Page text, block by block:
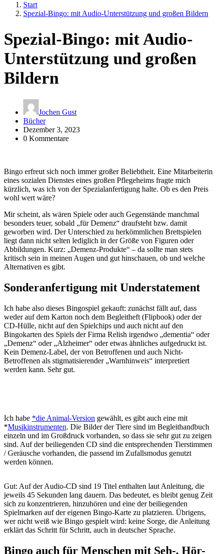
Start
Spezial-Bingo: mit Audio-Unterstützung und großen Bildern
Spezial-Bingo: mit Audio-
Unterstützung und großen
Bildern
Jochen Gust
Bücher
Dezember 3, 2023
0 Kommentare
Bingo erfreut sich noch immer großer Beliebtheit. Eine Mitarbeiterin
eines sozialen Dienstes eines großen Pflegeheims fragte mich
kürzlich, was ich von der Spezialanfertigung halte. Ob es den Preis
wohl wert wäre?
Mir scheint, als wären Spiele oder auch Gegenstände manchmal
besonders teuer, sobald „für Demenz“ draufsteht bzw. damit
geworben wird. Der Unterschied zu herkömmlichen Brettspielen
liegt dann nicht selten lediglich in der Größe von Figuren oder
Abbildungen. Kurz: „Demenz-Produkte“ – da sollte man stets
kritisch sein in meinen Augen und gut hinschauen, ob und welche
Alternativen es gibt.
Sonderanfertigung mit Understatement
Ich habe also dieses Bingospiel gekauft: zunächst fällt auf, dass
weder auf dem Karton noch dem Begleitheft (Flipbook) oder der
CD-Hülle, nicht auf den Spielchips und auch nicht auf den
Bingokarten des Spiels der Firma Relish irgendwo „dementia“ oder
„Demenz“ oder „Alzheimer“ oder etwas ähnliches aufgedruckt ist.
Kein Demenz-Label, der von Betroffenen und auch Nicht-
Betroffenen als stigmatisierender „Warnhinweis“ interpretiert
werden kann. Sehr gut.
Ich habe *die Animal-Version gewählt, es gibt auch eine mit
*Musikinstrumenten. Die Bilder der Tiere sind im Begleithandbuch
einzeln und im Großdruck vorhanden, so dass sie sehr gut zu zeigen
sind. Auf der beiliegenden CD sind die entsprechenden Tierstimmen
/ Geräusche vorhanden, die passend im Zufallsmodus genutzt
werden können.
Gut: Auf der Audio-CD sind 19 Titel enthalten laut Anleitung, die
jeweils 45 Sekunden lang dauern. Das bedeutet, es bleibt genug Zeit
sich zu konzentrieren, hinzuhören und eine der beiliegenden
Spielmarken auf der eigenen Bingo-Karte zu platzieren. Übrigens,
wer nicht weiß wie Bingo gespielt wird: keine Sorge, die Anleitung
erklärt das Schritt für Schritt, auch in deutscher Sprache.
Bingo auch für Menschen mit Seh-, Hör-